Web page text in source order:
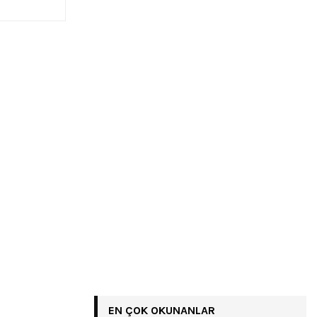
EN ÇOK OKUNANLAR